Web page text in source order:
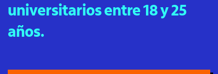
universitarios entre 18 y 25
años.